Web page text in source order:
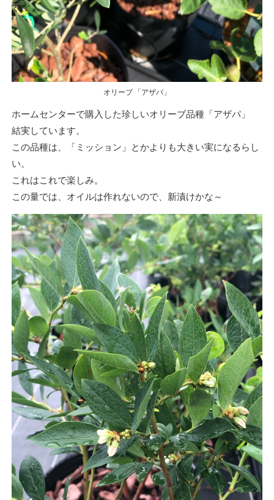
オリーブ 「アザパ」
ホームセンターで購入した珍しいオリーブ品種「アザパ」
結実しています。
この品種は、「ミッション」とかよりも大きい実になるらし
い。
これはこれで楽しみ。
この量では、オイルは作れないので、新漬けかな～